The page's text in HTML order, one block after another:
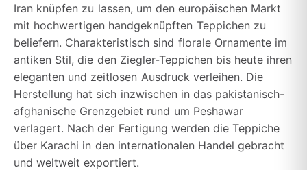
Iran knüpfen zu lassen, um den europäischen Markt
mit hochwertigen handgeknüpften Teppichen zu
beliefern. Charakteristisch sind florale Ornamente im
antiken Stil, die den Ziegler-Teppichen bis heute ihren
eleganten und zeitlosen Ausdruck verleihen. Die
Herstellung hat sich inzwischen in das pakistanisch-
afghanische Grenzgebiet rund um Peshawar
verlagert. Nach der Fertigung werden die Teppiche
über Karachi in den internationalen Handel gebracht
und weltweit exportiert.